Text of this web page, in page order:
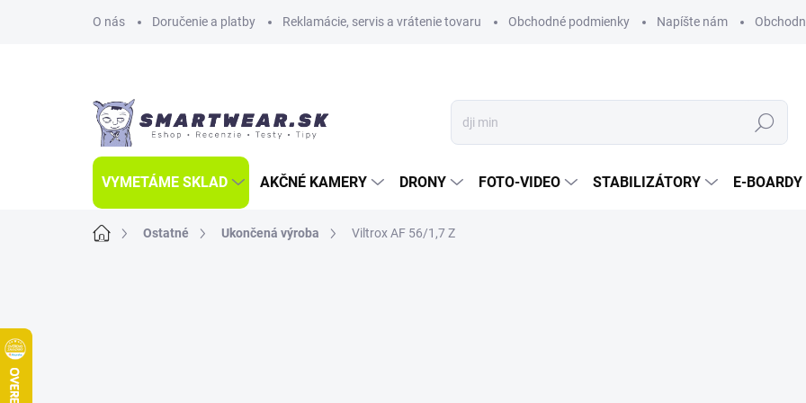
O nás Doručenie a platby Reklamácie, servis a vrátenie tovaru Obchodné podmienky Napíšte nám
Hľadať
VYMETÁME SKLAD AKČNÉ KAMERY DRONY FOTO-VIDEO STABILIZÁTORY E-BOARDY
DomovOstatné Ukončená výroba Viltrox AF 56/1,7 Z